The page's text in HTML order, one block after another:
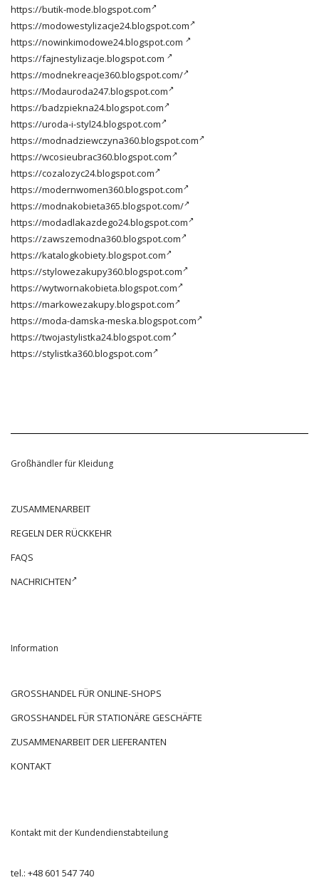
https://butik-mode.blogspot.com
https://modowestylizacje24.blogspot.com
https://nowinkimodowe24.blogspot.com
https://fajnestylizacje.blogspot.com
https://modnekreacje360.blogspot.com/
https://Modauroda247.blogspot.com
https://badzpiekna24.blogspot.com
https://uroda-i-styl24.blogspot.com
https://modnadziewczyna360.blogspot.com
https://wcosieubrac360.blogspot.com
https://cozalozyc24.blogspot.com
https://modernwomen360.blogspot.com
https://modnakobieta365.blogspot.com/
https://modadlakazdego24.blogspot.com
https://zawszemodna360.blogspot.com
https://katalogkobiety.blogspot.com
https://stylowezakupy360.blogspot.com
https://wytwornakobieta.blogspot.com
https://markowezakupy.blogspot.com
https://moda-damska-meska.blogspot.com
https://twojastylistka24.blogspot.com
https://stylistka360.blogspot.com
Großhändler für Kleidung
ZUSAMMENARBEIT
REGELN DER RÜCKKEHR
FAQS
NACHRICHTEN
Information
GROSSHANDEL FÜR ONLINE-SHOPS
GROSSHANDEL FÜR STATIONÄRE GESCHÄFTE
ZUSAMMENARBEIT DER LIEFERANTEN
KONTAKT
Kontakt mit der Kundendienstabteilung
tel.: +48 601 547 740